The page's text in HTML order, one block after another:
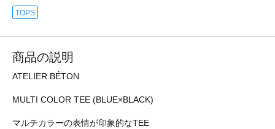
TOPS
商品の説明
ATELIER BÉTON
MULTI COLOR TEE (BLUE×BLACK)
マルチカラーの表情が印象的なTEE